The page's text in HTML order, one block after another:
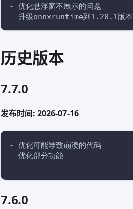
- 优化悬浮窗不展示的问题
- 升级onnxruntime到1.20.1版本
历史版本
7.7.0
发布时间: 2026-07-16
- 优化可能导致崩溃的代码
- 优化部分功能
7.6.0